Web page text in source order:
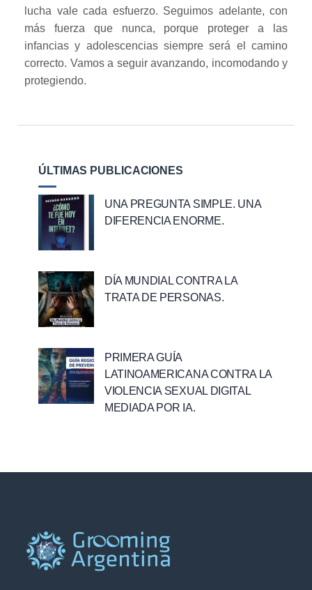
lucha vale cada esfuerzo. Seguimos adelante, con
más fuerza que nunca, porque proteger a las
infancias y adolescencias siempre será el camino
correcto. Vamos a seguir avanzando, incomodando y
protegiendo.
ÚLTIMAS PUBLICACIONES
UNA PREGUNTA SIMPLE. UNA
DIFERENCIA ENORME.
DÍA MUNDIAL CONTRA LA
TRATA DE PERSONAS.
PRIMERA GUÍA
LATINOAMERICANA CONTRA LA
VIOLENCIA SEXUAL DIGITAL
MEDIADA POR IA.